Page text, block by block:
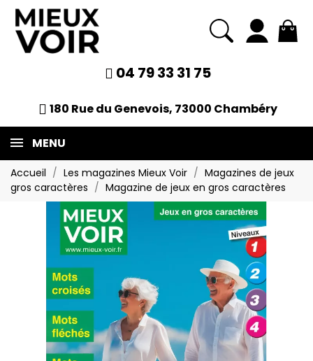
04 79 33 31 75
180 Rue du Genevois, 73000 Chambéry
MENU
Accueil Les magazines Mieux Voir
Magazines de jeux
gros caractères
Magazine de jeux en gros caractères